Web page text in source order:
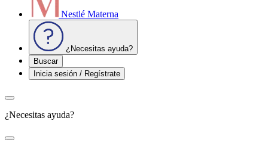
Nestlé Materna
¿Necesitas ayuda?
Buscar
Inicia sesión / Regístrate
¿Necesitas ayuda?